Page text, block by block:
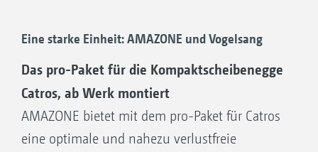
Eine starke Einheit: AMAZONE und Vogelsang
Das pro-Paket für die Kompaktscheibenegge
Catros, ab Werk montiert
AMAZONE bietet mit dem pro-Paket für Catros
eine optimale und nahezu verlustfreie